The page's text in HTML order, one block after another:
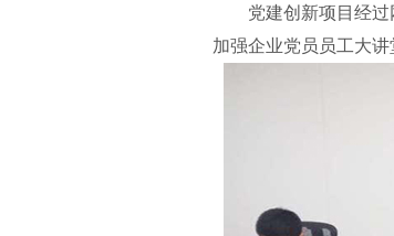
党建创新项目经过网
加强企业党员员工大讲